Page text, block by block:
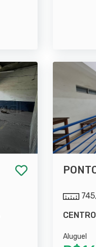
CENTRO
Aluguel